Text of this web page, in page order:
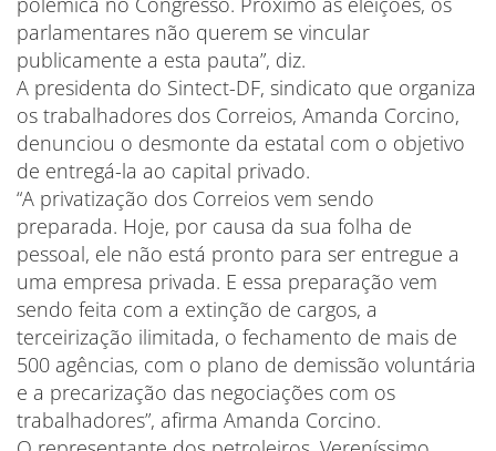
parlamentares não querem se vincular
publicamente a esta pauta”, diz.
A presidenta do Sintect-DF, sindicato que organiza
os trabalhadores dos Correios, Amanda Corcino,
denunciou o desmonte da estatal com o objetivo
de entregá-la ao capital privado.
“A privatização dos Correios vem sendo
preparada. Hoje, por causa da sua folha de
pessoal, ele não está pronto para ser entregue a
uma empresa privada. E essa preparação vem
sendo feita com a extinção de cargos, a
terceirização ilimitada, o fechamento de mais de
500 agências, com o plano de demissão voluntária
e a precarização das negociações com os
trabalhadores”, afirma Amanda Corcino.